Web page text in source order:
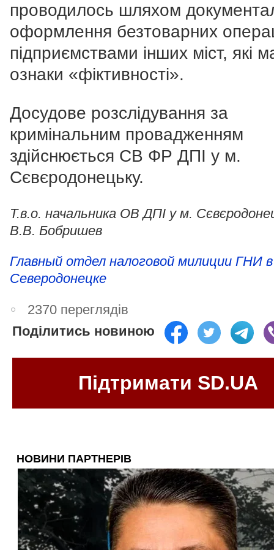
проводилось шляхом
оформлення безтоварних
підприємствами інших міст, які
ознаки «фіктивності».
Досудове розслідування за
кримінальним провадженням
здійснюється СВ ФР ДПІ у м.
Сєвєродонецьку.
Т.в.о. начальника ОВ ДПІ у м.
В.В. Бобришев
Главный отдел налоговой милиции ГНИ
Северодонецке
2370 переглядів
Поділитись новиною
Підтримати SD.UA